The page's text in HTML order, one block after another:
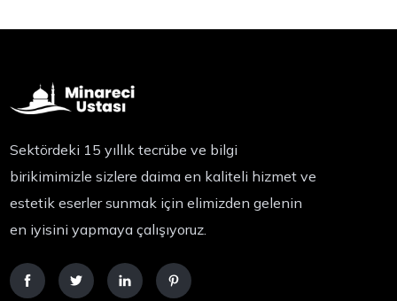
Sektördeki 15 yıllık tecrübe ve bilgi
birikimimizle sizlere daima en kaliteli hizmet ve
estetik eserler sunmak için elimizden gelenin
en iyisini yapmaya çalışıyoruz.